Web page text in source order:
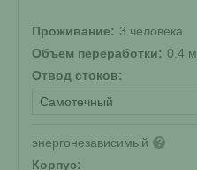
Проживание: 3 человека
Объем переработки: 0.4 м
Отвод стоков:
Самотечный
энергонезависимый ?
Корпус: